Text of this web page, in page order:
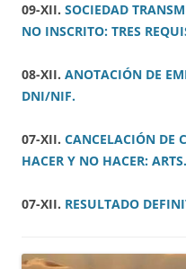
09-XII. SOCIEDAD
NO INSCRITO: TRES
08-XII. ANOTACIÓN DE
DNI/NIF.
07-XII. CANCELACIÓN DE
HACER Y NO HACER:
07-XII. RESULTADO